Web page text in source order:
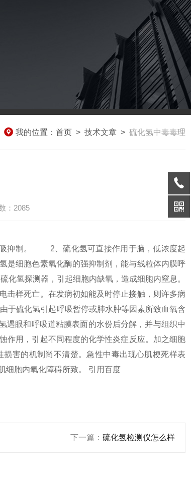
我的位置： 首页 > 技术文章 > 硫化氢中毒毒理
：2085
吸抑制。 2、硫化氢可直接作用于脑，低浓度起
是细胞色素氧化酶的强抑制剂，能与线粒体内膜呼
化氢探测器，引起细胞内缺氧，造成细胞内窒息。
击样死亡。在发病初如能及时停止接触，则许多病
于硫化氢引起 呼吸暂停或肺水肿等因素所致血氧含
眼和呼吸道粘膜表面的水份后分解，并与组织中
作用，引起不同程度的化学性炎症反应。加之细胞
的机制尚不清楚。急性中毒出现心肌梗死样表
细胞内氧化障碍所致。 引用百度
下一篇： 硫化氢检测仪怎么样